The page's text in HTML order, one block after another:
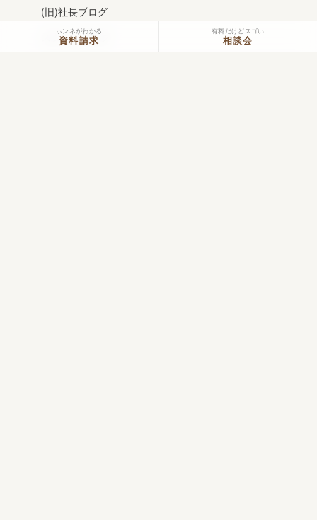
(旧)社長ブログ
スタッフブログ
ホンネがわかる
資料請求
有料だけどスゴい
相談会